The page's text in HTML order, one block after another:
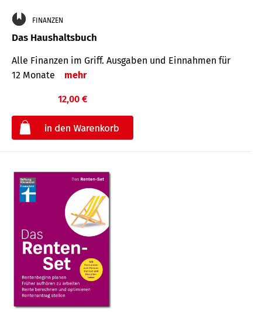
FINANZEN
Das Haushaltsbuch
Alle Finanzen im Griff. Aus­gaben und Ein­nahmen für
12 Monate
mehr
12,00 €